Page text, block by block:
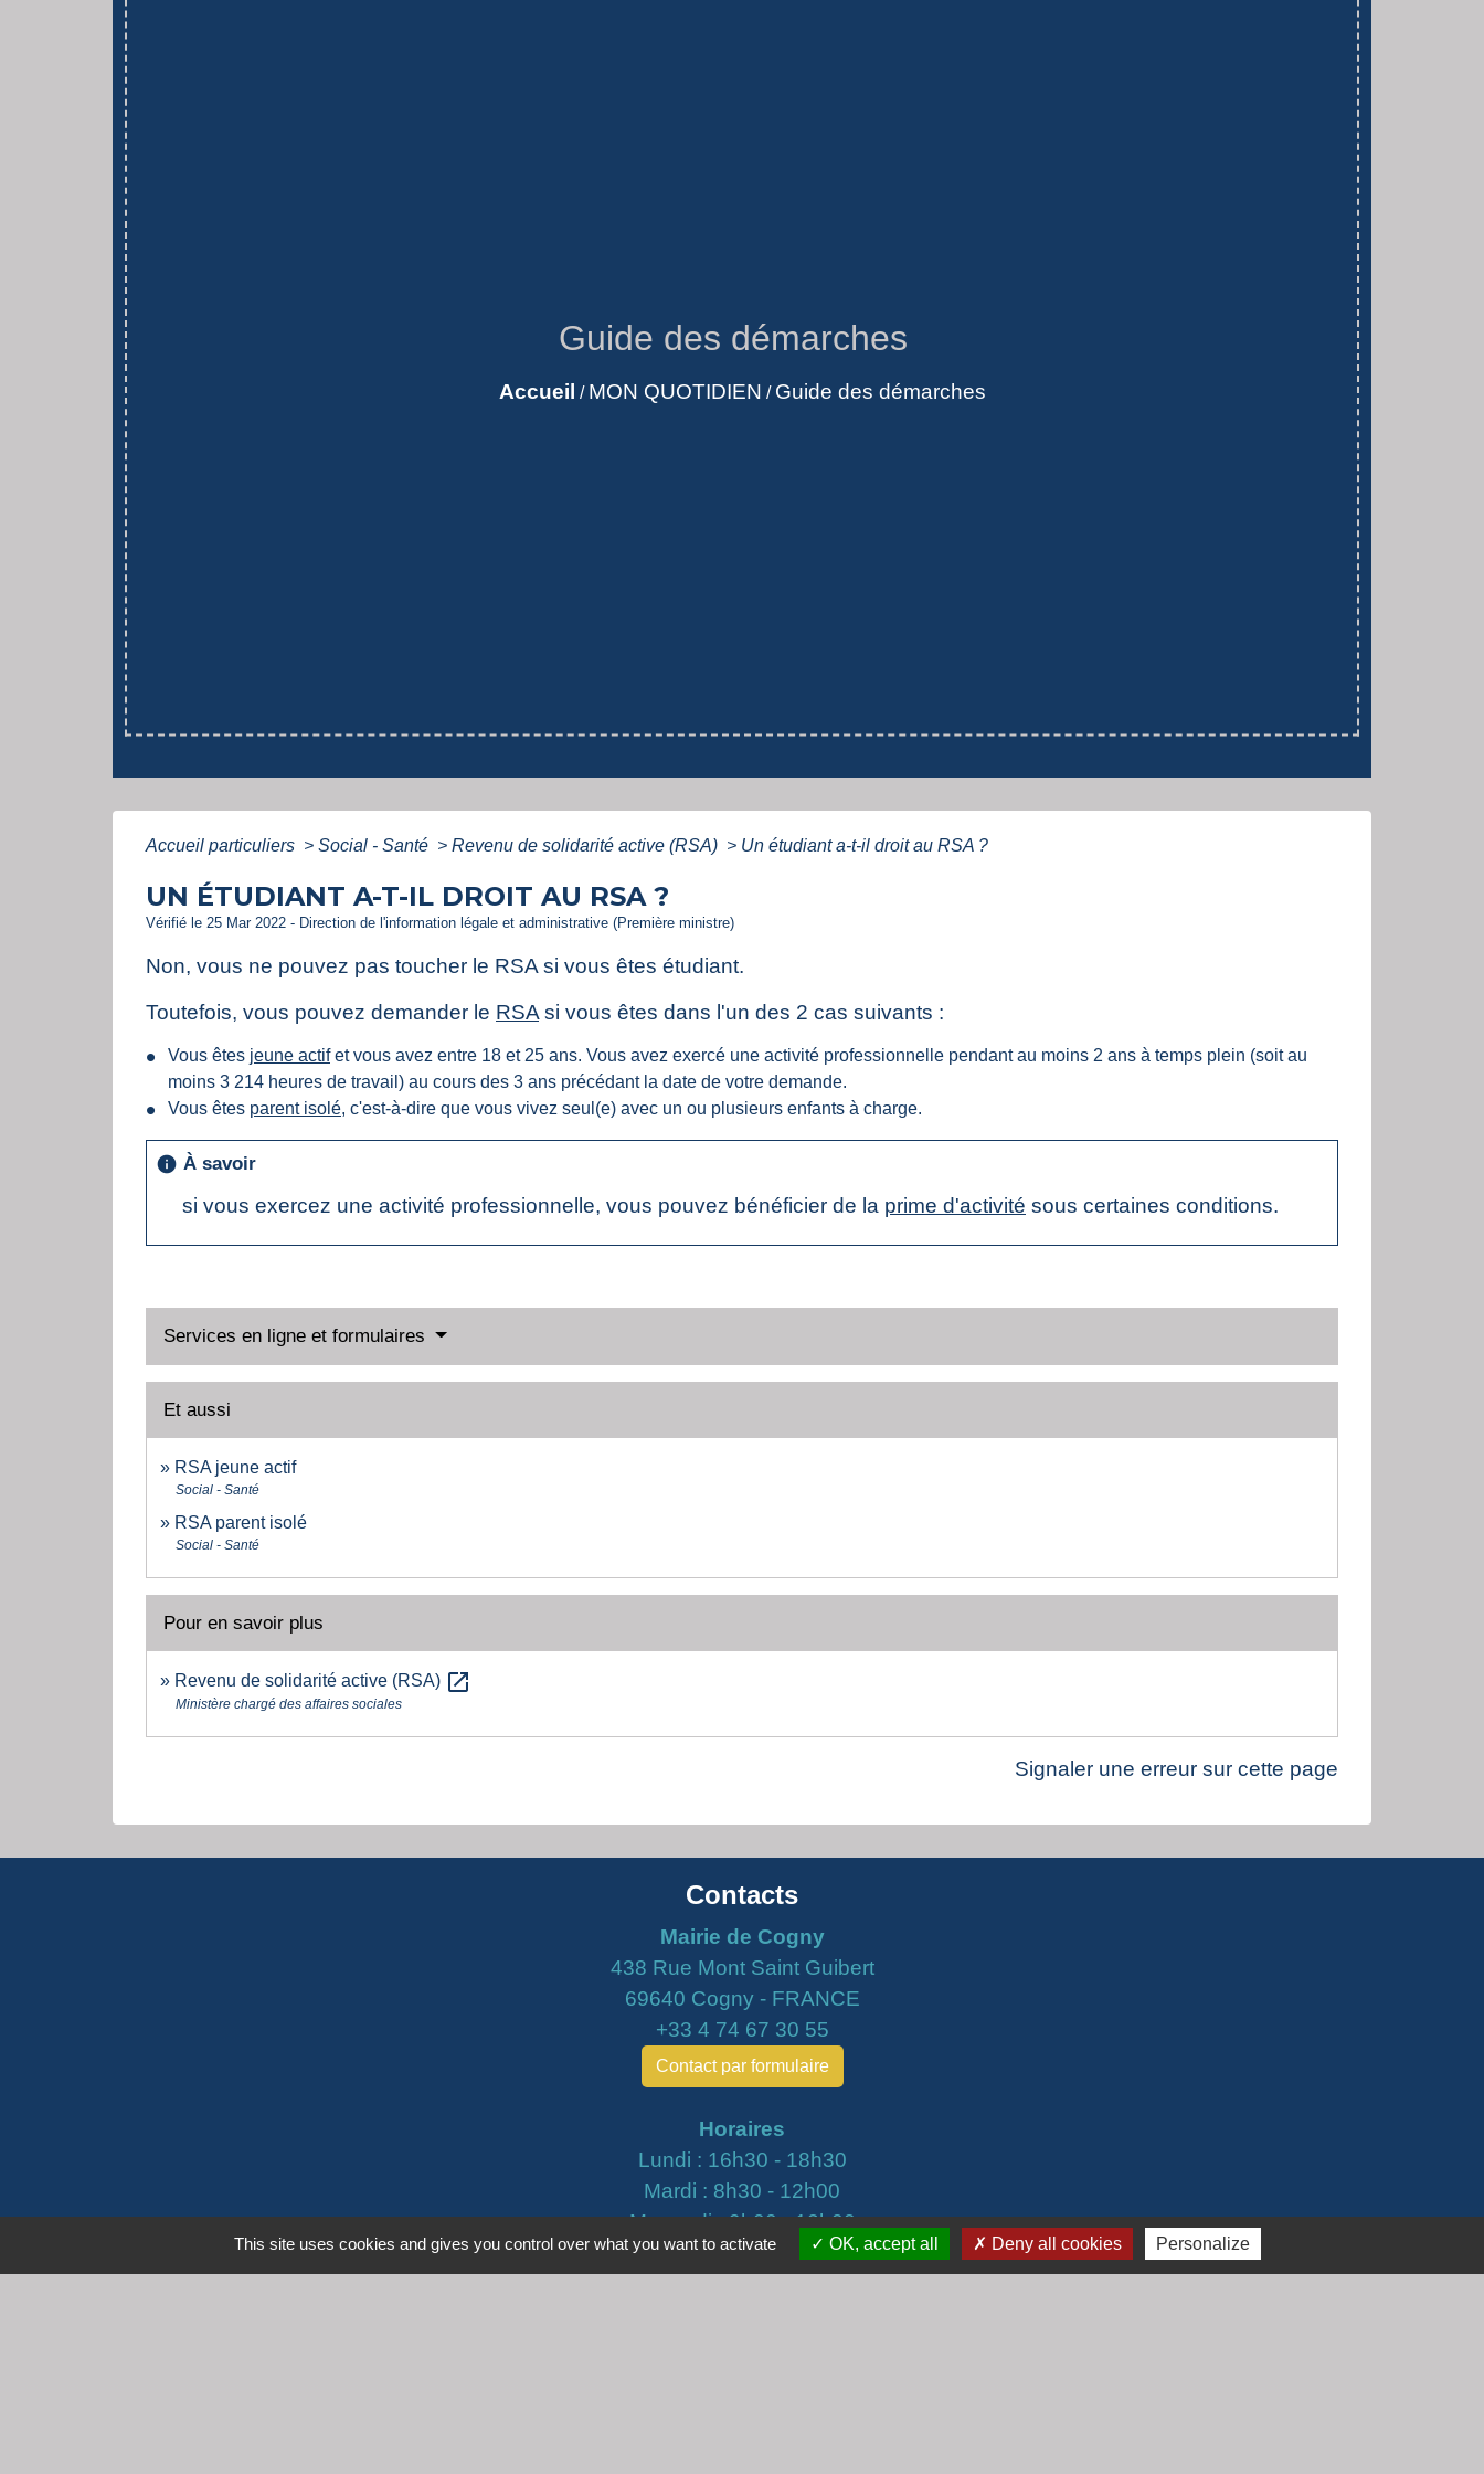
Guide des démarches
Accueil / MON QUOTIDIEN / Guide des démarches
Accueil particuliers > Social - Santé > Revenu de solidarité active (RSA) > Un étudiant a-t-il droit au RSA ?
UN ÉTUDIANT A-T-IL DROIT AU RSA ?
Vérifié le 25 Mar 2022 - Direction de l'information légale et administrative (Première ministre)
Non, vous ne pouvez pas toucher le RSA si vous êtes étudiant.
Toutefois, vous pouvez demander le RSA si vous êtes dans l'un des 2 cas suivants :
Vous êtes jeune actifet vous avez entre 18 et 25 ans. Vous avez exercé une activité professionnelle pendant au moins 2 ans à temps plein (soit au
moins 3 214 heures de travail) au cours des 3 ans précédant la date de votre demande.
Vous êtes parent isolé, c'est-à-dire que vous vivez seul(e) avec un ou plusieurs enfants à charge.
info À savoir
si vous exercez une activité professionnelle, vous pouvez bénéficier de la prime d'activité sous certaines conditions.
Services en ligne et formulaires
Et aussi
RSA jeune actif
Social - Santé
RSA parent isolé
Social - Santé
Pour en savoir plus
Revenu de solidarité active (RSA) open_in_new
Ministère chargé des affaires sociales
Signaler une erreur sur cette page
Contacts
Mairie de Cogny
438 Rue Mont Saint Guibert
69640 Cogny - FRANCE
+33 4 74 67 30 55
Contact par formulaire
Horaires
Lundi : 16h30 - 18h30
Mardi : 8h30 - 12h00
Mercredi : 9h00 - 12h00
Vendredi : 16h00 - 18h00
This site uses cookies and gives you control over what you want to activate OK, accept all Deny all cookies Personalize